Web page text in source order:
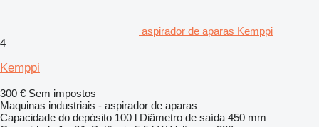
aspirador de aparas Kemppi
4
Kemppi
300 € Sem impostos
Maquinas industriais - aspirador de aparas
Capacidade do depósito 100 l Diâmetro de saída 450 mm